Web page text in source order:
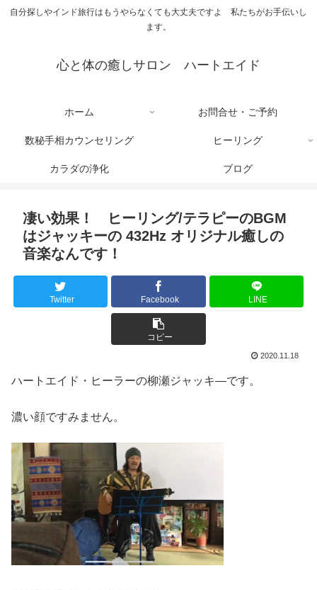
自分探しやインド旅行はもうやらなくても大丈夫ですよ 私たちがお手伝いし
ます。
心と体の癒しサロン ハートエイド
ホーム お問合せ・ご予約
数秘手相カウンセリング ヒーリング
カラダの浄化 ブログ
凄い効果！ ヒーリング/テラピーのBGM
はジャッキーの 432Hz オリジナル癒しの
音楽なんです！
Twitter Facebook LINE
コピー
2020.11.18
ハートエイド・ヒーラーの柳瀬ジャッキ―です。
濃い顔ですみません。